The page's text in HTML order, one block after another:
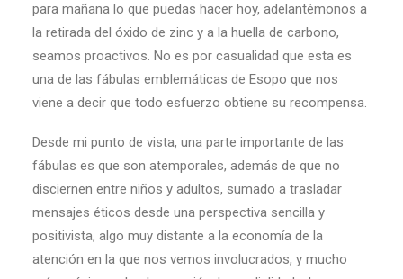
para mañana lo que puedas hacer hoy, adelantémonos a
la retirada del óxido de zinc y a la huella de carbono,
seamos proactivos. No es por casualidad que esta es
una de las fábulas emblemáticas de Esopo que nos
viene a decir que todo esfuerzo obtiene su recompensa.
Desde mi punto de vista, una parte importante de las
fábulas es que son atemporales, además de que no
disciernen entre niños y adultos, sumado a trasladar
mensajes éticos desde una perspectiva sencilla y
positivista, algo muy distante a la economía de la
atención en la que nos vemos involucrados, y mucho